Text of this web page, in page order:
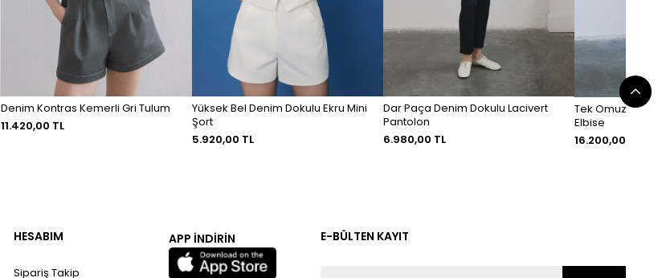
Denim Kontras Kemerli Gri Tulum
11.420,00 TL
Yüksek Bel Denim Dokulu Ekru Mini
Şort
5.920,00 TL
Dar Paça Denim Dokulu Lacivert
Pantolon
6.980,00 TL
Tek Omuz
Elbise
16.200,00 TL
HESABIM
Sipariş Takip
APP İNDİRİN E-BÜLTEN KAYIT